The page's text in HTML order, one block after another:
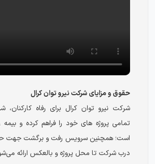
حقوق و مزایای شرکت نیرو توان کرال
شرکت نیرو توان کرال برای رفاه کارکنان،
تمامی پروژه های خود را فراهم کرده و بیمه
است؛ همچنین سرویس رفت و برگشت جهت
درب شرکت تا محل پروژه و بالعکس ارائه